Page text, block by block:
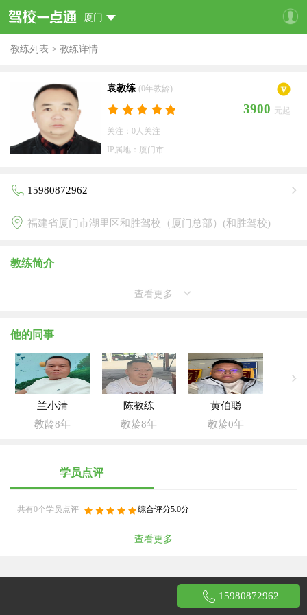
厦门
教练列表 > 教练详情
袁教练 (0年教龄)
3900 元起
关注：0人关注
IP属地：厦门市
15980872962
福建省厦门市湖里区和胜驾校（厦门总部）(和胜驾校)
教练简介
查看更多
他的同事
兰小清
教龄8年
陈教练
教龄8年
黄伯聪
教龄0年
学员点评
共有0个学员点评 综合评分5.0分
查看更多
15980872962